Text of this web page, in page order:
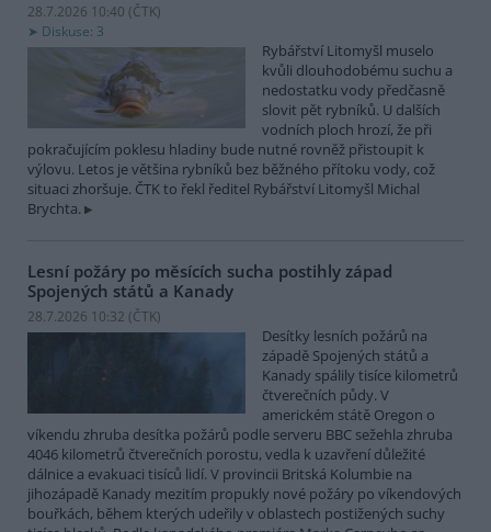
28.7.2026 10:40 (ČTK)
Diskuse: 3
Rybářství Litomyšl muselo
kvůli dlouhodobému suchu a
nedostatku vody předčasně
slovit pět rybníků. U dalších
vodních ploch hrozí, že při
pokračujícím poklesu hladiny bude nutné rovněž přistoupit k
výlovu. Letos je většina rybníků bez běžného přítoku vody, což
situaci zhoršuje. ČTK to řekl ředitel Rybářství Litomyšl Michal
Brychta.
Lesní požáry po měsících sucha postihly západ
Spojených států a Kanady
28.7.2026 10:32 (ČTK)
Desítky lesních požárů na
západě Spojených států a
Kanady spálily tisíce kilometrů
čtverečních půdy. V
americkém státě Oregon o
víkendu zhruba desítka požárů podle serveru BBC sežehla zhruba
4046 kilometrů čtverečních porostu, vedla k uzavření důležité
dálnice a evakuaci tisíců lidí. V provincii Britská Kolumbie na
jihozápadě Kanady mezitím propukly nové požáry po víkendových
bouřkách, během kterých udeřily v oblastech postižených suchy